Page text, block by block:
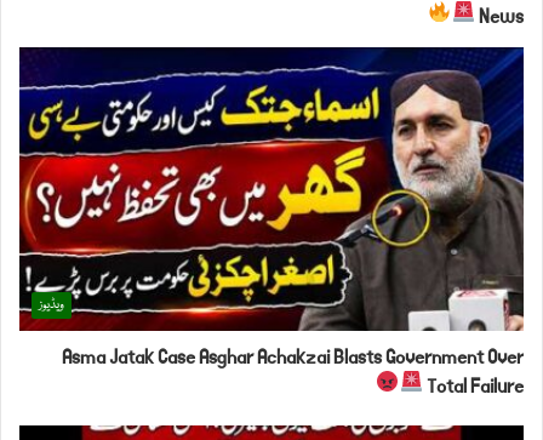
News
ویڈیوز
Asma Jatak Case Asghar Achakzai Blasts Government Over
Total Failure